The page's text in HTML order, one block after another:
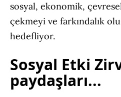
sosyal, ekonomik,
çekmeyi ve farkındalık
hedefliyor.
Sosyal Etki
paydaşları...